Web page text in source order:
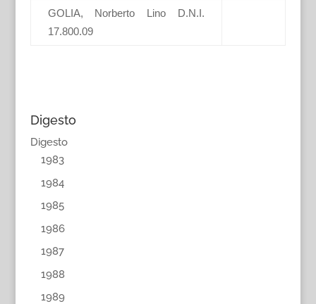
GOLIA, Norberto Lino D.N.I.
17.800.09
Digesto
Digesto
1983
1984
1985
1986
1987
1988
1989